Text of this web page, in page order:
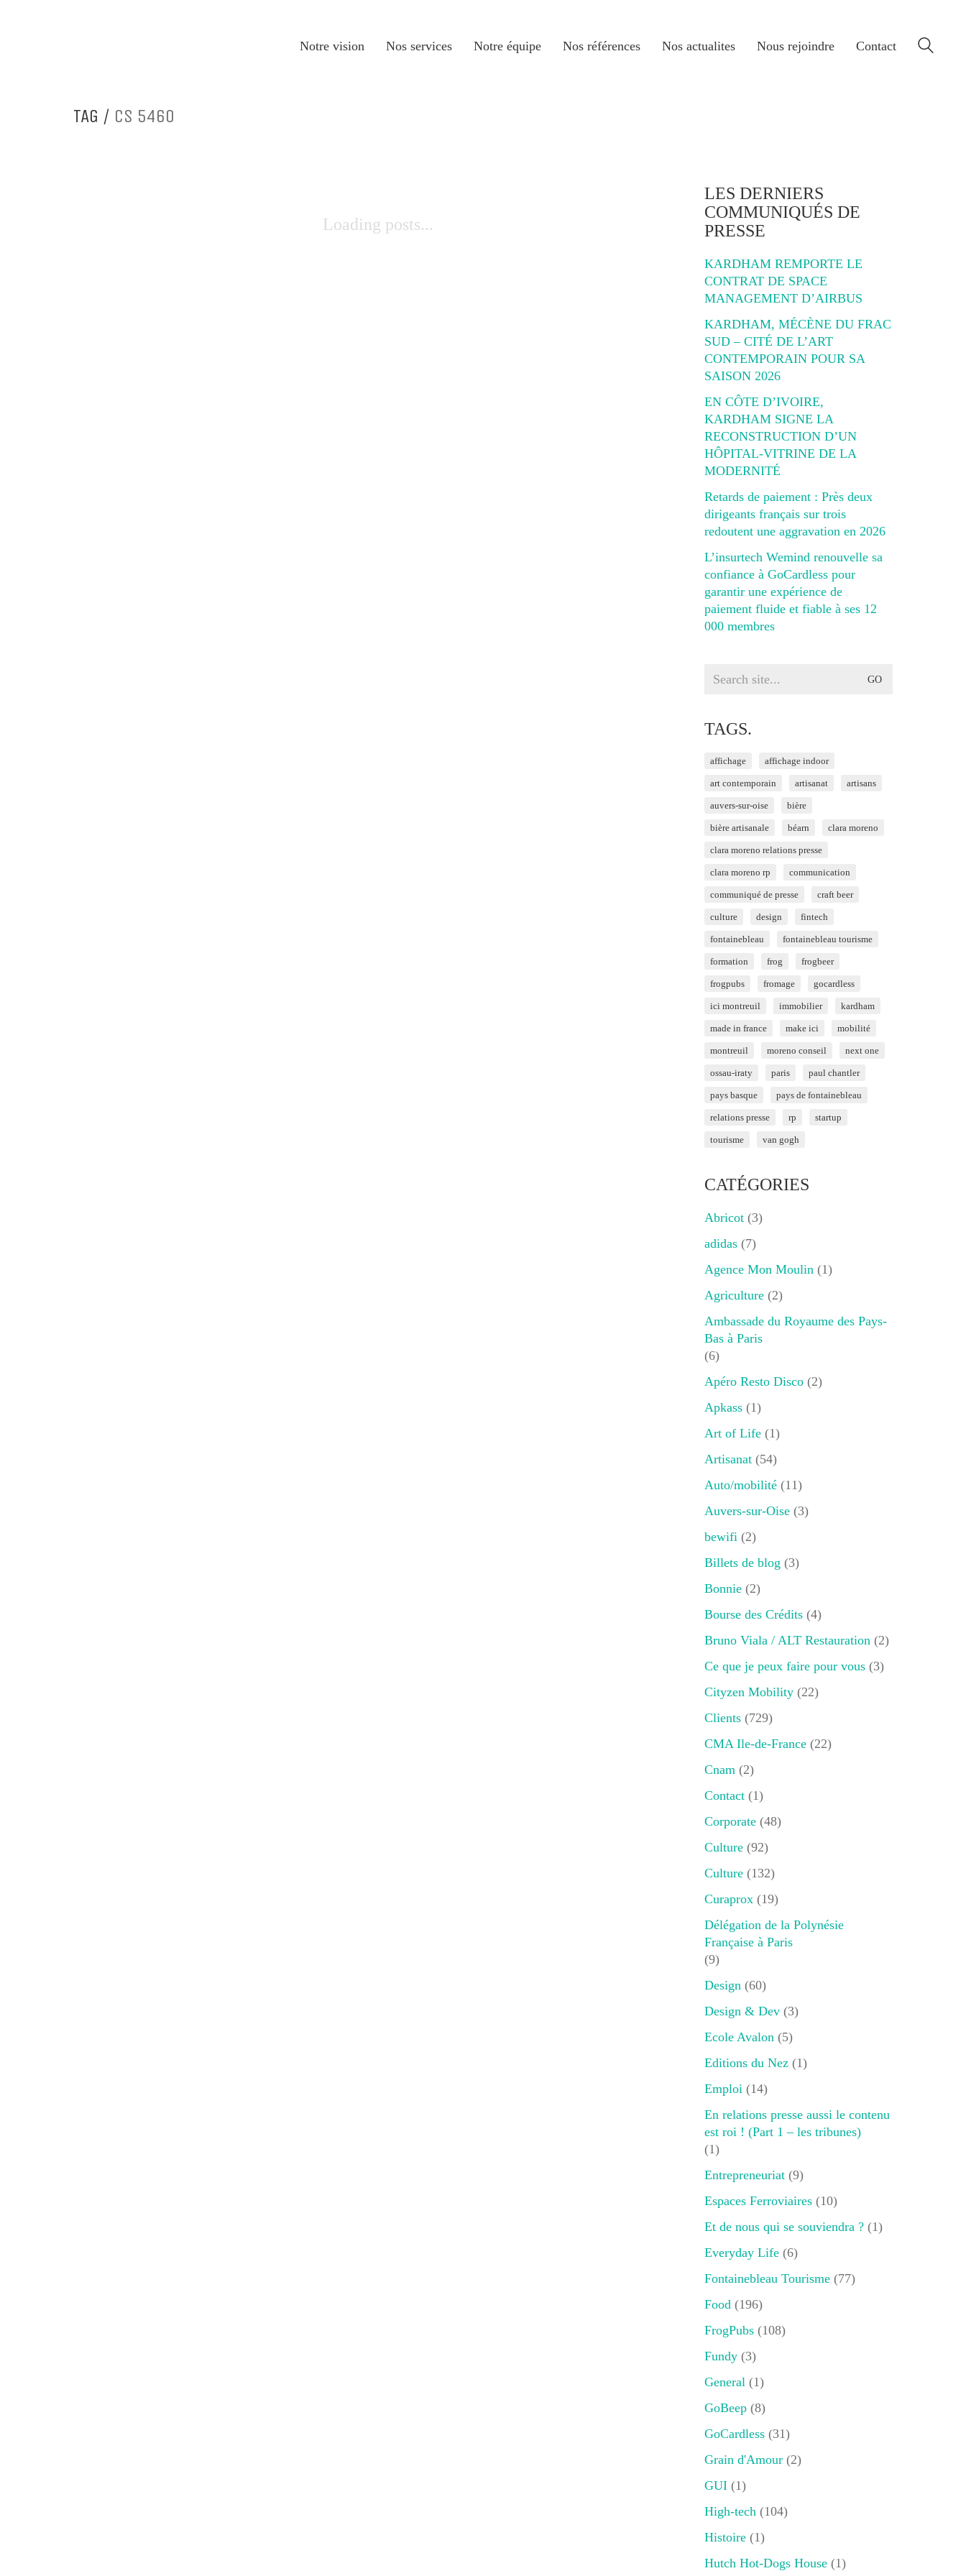
Notre vision Nos services Notre équipe Nos références Nos actualites Nous rejoindre Contact
TAG / CS 5460
Loading posts...
LES DERNIERS
COMMUNIQUÉS DE
PRESSE
KARDHAM REMPORTE LE
CONTRAT DE SPACE
MANAGEMENT D’AIRBUS
KARDHAM, MÉCÈNE DU FRAC
SUD – CITÉ DE L’ART
CONTEMPORAIN POUR SA
SAISON 2026
EN CÔTE D’IVOIRE,
KARDHAM SIGNE LA
RECONSTRUCTION D’UN
HÔPITAL-VITRINE DE LA
MODERNITÉ
Retards de paiement : Près deux
dirigeants français sur trois
redoutent une aggravation en 2026
L’insurtech Wemind renouvelle sa
confiance à GoCardless pour
garantir une expérience de
paiement fluide et fiable à ses 12
000 membres
Search
TAGS.
affichage affichage indoor
art contemporain artisanat artisans
auvers-sur-oise bière
bière artisanale béarn clara moreno
clara moreno relations presse
clara moreno rp communication
communiqué de presse craft beer
culture design fintech
fontainebleau fontainebleau tourisme
formation frog frogbeer
frogpubs fromage gocardless
ici montreuil immobilier kardham
made in france make ici mobilité
montreuil moreno conseil next one
ossau-iraty paris paul chantler
pays basque pays de fontainebleau
relations presse rp startup
tourisme van gogh
CATÉGORIES
Abricot(3)
adidas(7)
Agence Mon Moulin(1)
Agriculture(2)
Ambassade du Royaume des Pays-
Bas à Paris
(6)
Apéro Resto Disco(2)
Apkass(1)
Art of Life(1)
Artisanat(54)
Auto/mobilité(11)
Auvers-sur-Oise(3)
bewifi(2)
Billets de blog (3)
Bonnie(2)
Bourse des Crédits(4)
Bruno Viala / ALT Restauration(2)
Ce que je peux faire pour vous(3)
Cityzen Mobility(22)
Clients(729)
CMA Ile-de-France(22)
Cnam(2)
Contact(1)
Corporate(48)
Culture(92)
Culture(132)
Curaprox(19)
Délégation de la Polynésie
Française à Paris
(9)
Design(60)
Design & Dev(3)
Ecole Avalon(5)
Editions du Nez(1)
Emploi(14)
En relations presse aussi le contenu
est roi ! (Part 1 – les tribunes)
(1)
Entrepreneuriat(9)
Espaces Ferroviaires(10)
Et de nous qui se souviendra ?(1)
Everyday Life(6)
Fontainebleau Tourisme(77)
Food(196)
FrogPubs(108)
Fundy(3)
General(1)
GoBeep(8)
GoCardless(31)
Grain d'Amour(2)
GUI(1)
High-tech(104)
Histoire(1)
Hutch Hot-Dogs House(1)